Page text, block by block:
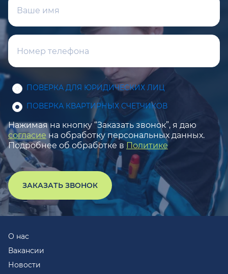
ПОВЕРКА ДЛЯ ЮРИДИЧЕСКИХ ЛИЦ
ПОВЕРКА КВАРТИРНЫХ СЧЕТЧИКОВ
Нажимая на кнопку “Заказать звонок”, я даю
согласие на обработку персональных данных.
Подробнее об обработке в Политике
ЗАКАЗАТЬ ЗВОНОК
О нас
Вакансии
Новости